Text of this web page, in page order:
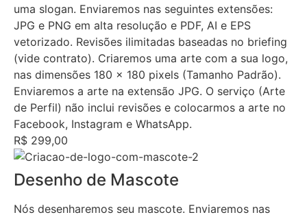
uma slogan. Enviaremos nas seguintes extensões:
JPG e PNG em alta resolução e PDF, AI e EPS
vetorizado. Revisões ilimitadas baseadas no briefing
(vide contrato). Criaremos uma arte com a sua logo,
nas dimensões 180 x 180 pixels (Tamanho Padrão).
Enviaremos a arte na extensão JPG. O serviço (Arte
de Perfil) não inclui revisões e colocarmos a arte no
Facebook, Instagram e WhatsApp.
R$ 299,00
Desenho de Mascote
Nós desenharemos seu mascote. Enviaremos nas